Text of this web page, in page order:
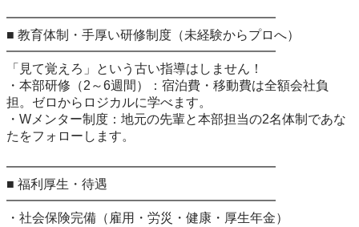
━━━━━━━━━━━━━━━━━━━━━
■ 教育体制・手厚い研修制度（未経験からプロへ）
━━━━━━━━━━━━━━━━━━━━━
「見て覚えろ」という古い指導はしません！
・本部研修（2～6週間）：宿泊費・移動費は全額会社負
担。ゼロからロジカルに学べます。
・Wメンター制度：地元の先輩と本部担当の2名体制であな
たをフォローします。
━━━━━━━━━━━━━━━━━━━━━
■ 福利厚生・待遇
━━━━━━━━━━━━━━━━━━━━━
・社会保険完備（雇用・労災・健康・厚生年金）